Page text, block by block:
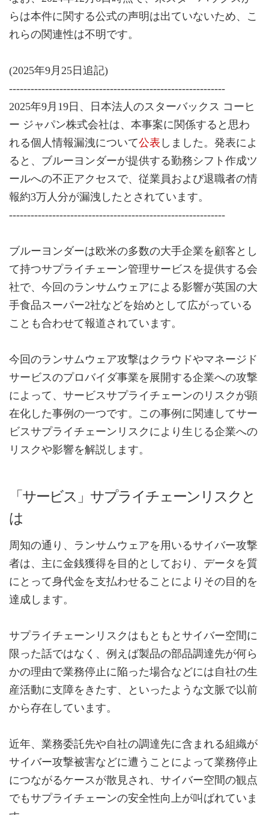
らは本件に関する公式の声明は出ていないため、こ
れらの関連性は不明です。
(2025年9月25日追記)
------------------------------------------------------------
2025年9月19日、日本法人のスターバックス コーヒ
ー ジャパン株式会社は、本事案に関係すると思わ
れる個人情報漏洩について公表 しました。発表によ
ると、ブルーヨンダーが提供する勤務シフト作成ツ
ールへの不正アクセスで、従業員および退職者の情
報約3万人分が漏洩したとされています。
------------------------------------------------------------
ブルーヨンダーは欧米の多数の大手企業を顧客とし
て持つサプライチェーン管理サービスを提供する会
社で、今回のランサムウェアによる影響が英国の大
手食品スーパー2社などを始めとして広がっている
ことも合わせて報道されています。
今回のランサムウェア攻撃はクラウドやマネージド
サービスのプロバイダ事業を展開する企業への攻撃
によって、サービスサプライチェーンのリスクが顕
在化した事例の一つです。この事例に関連してサー
ビスサプライチェーンリスクにより生じる企業への
リスクや影響を解説します。
「サービス」サプライチェーンリスクと
は
周知の通り、ランサムウェアを用いるサイバー攻撃
者は、主に金銭獲得を目的としており、データを質
にとって身代金を支払わせることによりその目的を
達成します。
サプライチェーンリスクはもともとサイバー空間に
限った話ではなく、例えば製品の部品調達先が何ら
かの理由で業務停止に陥った場合などには自社の生
産活動に支障をきたす、といったような文脈で以前
から存在しています。
近年、業務委託先や自社の調達先に含まれる組織が
サイバー攻撃被害などに遭うことによって業務停止
につながるケースが散見され、サイバー空間の観点
でもサプライチェーンの安全性向上が叫ばれていま